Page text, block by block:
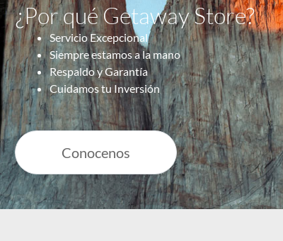
¿Por qué Getaway Store?
Servicio Excepcional
Siempre estamos a la mano
Respaldo y Garantía
Cuidamos tu Inversión
Conocenos